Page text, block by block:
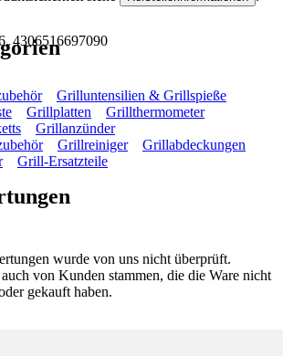
4306516697090
Grilluntensilien & Grillspieße
Grillplatten
Grillthermometer
Grillanzünder
Grillreiniger
Grillabdeckungen
Grill-Ersatzteile
wurde von uns nicht überprüft.
von Kunden stammen, die die Ware nicht
gekauft haben.